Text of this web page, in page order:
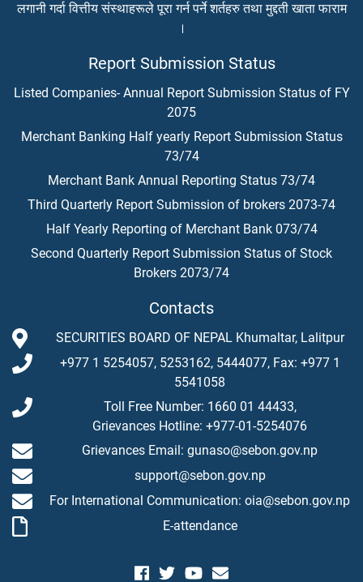
लगानी गर्दा वित्तीय संस्थाहरूले पूरा गर्न पर्ने शर्तहरु तथा मुद्दती खाता फाराम
।
Report Submission Status
Listed Companies- Annual Report Submission Status of FY
2075
Merchant Banking Half yearly Report Submission Status
73/74
Merchant Bank Annual Reporting Status 73/74
Third Quarterly Report Submission of brokers 2073-74
Half Yearly Reporting of Merchant Bank 073/74
Second Quarterly Report Submission Status of Stock
Brokers 2073/74
Contacts
SECURITIES BOARD OF NEPAL Khumaltar, Lalitpur
+977 1 5254057, 5253162, 5444077, Fax: +977 1
5541058
Toll Free Number: 1660 01 44433,
Grievances Hotline: +977-01-5254076
Grievances Email: gunaso@sebon.gov.np
support@sebon.gov.np
For International Communication: oia@sebon.gov.np
E-attendance